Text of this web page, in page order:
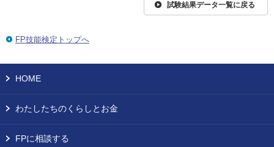
試験結果データ一覧に戻る
FP技能検定トップへ
HOME
わたしたちのくらしとお金
FPに相談する